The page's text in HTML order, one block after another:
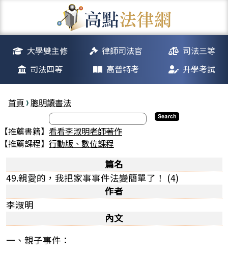
大學雙主修 律師司法官
司法三等
司法四等
高普特考 升學考試
首頁 聰明讀書法
【推薦書籍】 看看李淑明老師著作
【推薦課程】 行動版、數位課程
篇名
49.親愛的，我把家事事件法變簡單了！ (4)
作者
李淑明
內文
一、親子事件：